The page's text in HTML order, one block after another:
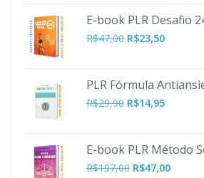
era:
R$47,00.
é:
R$10,90.
E-book PLR Desafio
R$47,00 R$23,50
PLR Fórmula
R$29,90 R$14,95
E-book PLR Método
R$197,00 O
R$47,00O